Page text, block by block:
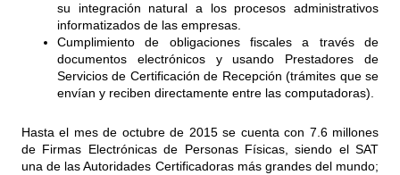
su integración natural a los procesos administrativos
informatizados de las empresas.
Cumplimiento de obligaciones fiscales a través de
documentos electrónicos y usando Prestadores de
Servicios de Certificación de Recepción (trámites que se
envían y reciben directamente entre las computadoras).
Hasta el mes de octubre de 2015 se cuenta con 7.6 millones
de Firmas Electrónicas de Personas Físicas, siendo el SAT
una de las Autoridades Certificadoras más grandes del mundo;